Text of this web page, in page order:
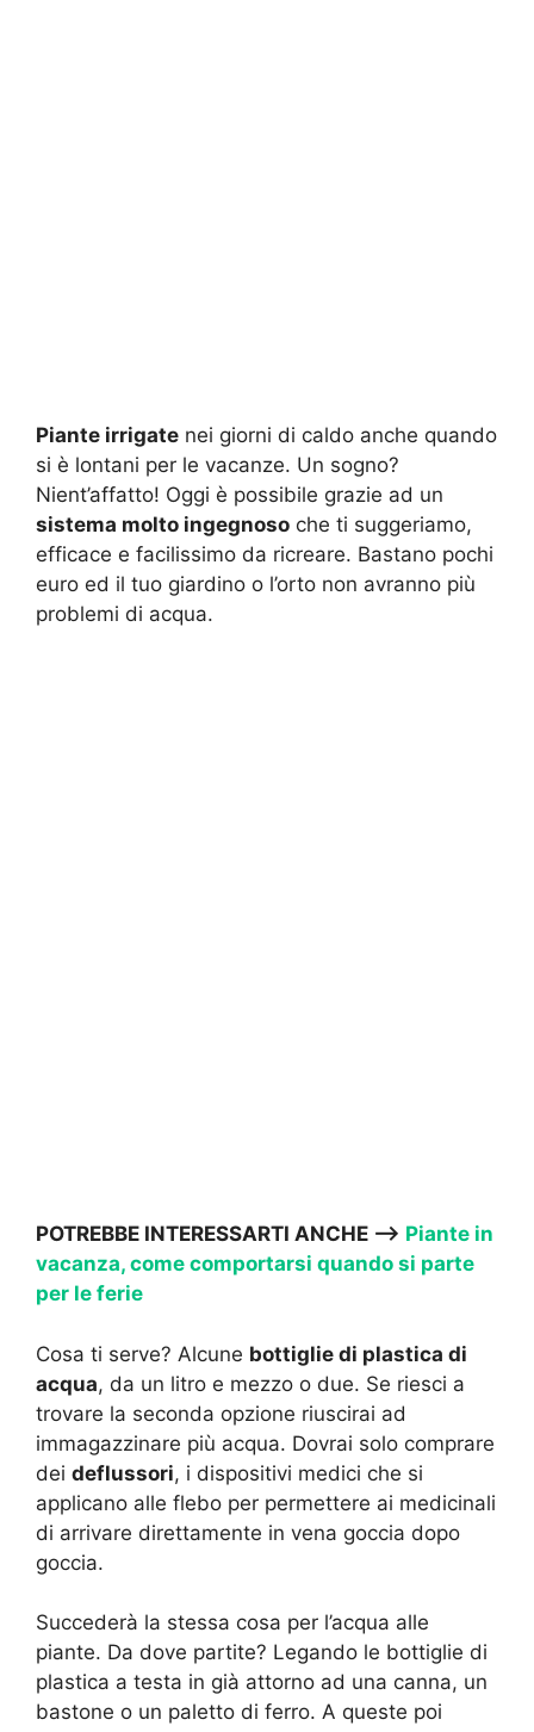
Piante irrigate nei giorni di caldo anche quando
si è lontani per le vacanze. Un sogno?
Nient’affatto! Oggi è possibile grazie ad un
sistema molto ingegnoso che ti suggeriamo,
efficace e facilissimo da ricreare. Bastano pochi
euro ed il tuo giardino o l’orto non avranno più
problemi di acqua.
POTREBBE INTERESSARTI ANCHE –> Piante in
vacanza, come comportarsi quando si parte
per le ferie
Cosa ti serve? Alcune bottiglie di plastica di
acqua, da un litro e mezzo o due. Se riesci a
trovare la seconda opzione riuscirai ad
immagazzinare più acqua. Dovrai solo comprare
dei deflussori, i dispositivi medici che si
applicano alle flebo per permettere ai medicinali
di arrivare direttamente in vena goccia dopo
goccia.
Succederà la stessa cosa per l’acqua alle
piante. Da dove partite? Legando le bottiglie di
plastica a testa in già attorno ad una canna, un
bastone o un paletto di ferro. A queste poi